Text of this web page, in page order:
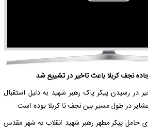
نجف کربلا باعث تاخیر در تشییع شد
در رسیدن پیکر پاک رهبر شهید به دلیل استقبال
در طول مسیر بین نجف تا کربلا بوده است.
حامل پیکر مطهر رهبر شهید انقلاب به شهر مقدس